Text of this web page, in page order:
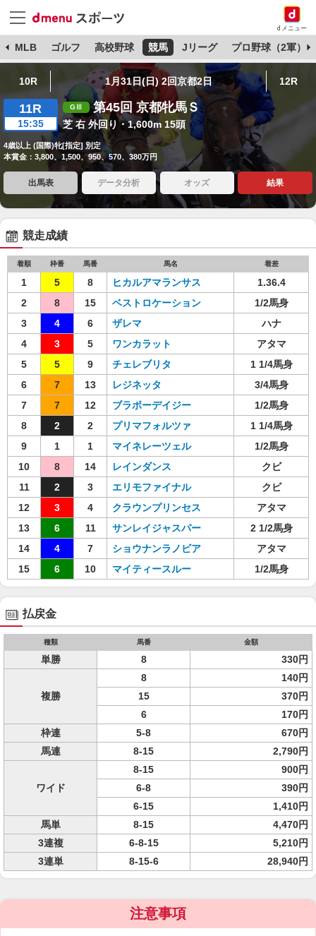
dメニュー
MLB ゴルフ 高校野球 競馬 Jリーグ プロ野球（2軍）
10R 1月31日(日) 2回京都2日 12R
11R
15:35
第45回 京都牝馬Ｓ
芝 右 外回り・1,600m 15頭
4歳以上 (国際)牝[指定] 別定
本賞金：3,800、1,500、950、570、380万円
出馬表 データ分析 オッズ 結果
競走成績
着順 枠番 馬番 馬名 着差
1 5 8 ヒカルアマランサス
1.36.4
2
8 15 ベストロケーション
1/2馬身
3
4 6 ザレマ
ハナ
4
3 5 ワンカラット
アタマ
5
5 9 チェレブリタ
1 1/4馬身
6
7 13 レジネッタ
3/4馬身
7
7 12 ブラボーデイジー
1/2馬身
8
2 2 プリマフォルツァ
1 1/4馬身
9
1 1 マイネレーツェル
1/2馬身
10
8 14 レインダンス
クビ
11
2 3 エリモファイナル
クビ
12
3 4 クラウンプリンセス
アタマ
13
6 11 サンレイジャスパー
2 1/2馬身
14
4 7 ショウナンラノビア
アタマ
15
6 10 マイティースルー 1/2馬身
払戻金
種類 馬番 金額
単勝 8 330円
複勝
8
140円
15
370円
6
170円
枠連
5-8
670円
馬連
8-15 2,790円
ワイド
8-15
900円
6-8
390円
6-15
1,410円
馬単
8-15
4,470円
3連複
6-8-15
5,210円
3連単
8-15-6 28,940円
注意事項